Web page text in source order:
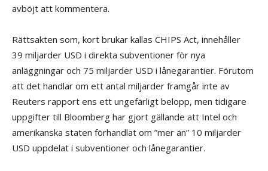
avböjt att kommentera.
Rättsakten som, kort brukar kallas CHIPS Act, innehåller
39 miljarder USD i direkta subventioner för nya
anläggningar och 75 miljarder USD i lånegarantier. Förutom
att det handlar om ett antal miljarder framgår inte av
Reuters rapport ens ett ungefärligt belopp, men tidigare
uppgifter till Bloomberg har gjort gällande att Intel och
amerikanska staten förhandlat om ”mer än” 10 miljarder
USD uppdelat i subventioner och lånegarantier.